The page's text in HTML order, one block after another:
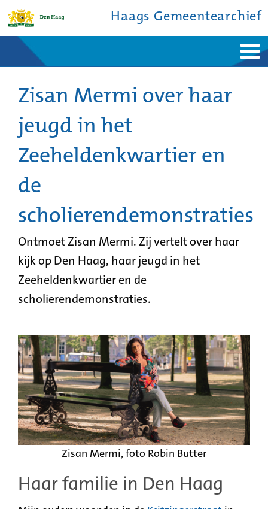
Haags Gemeentearchief
Ontdek de stad
De studiezaal
Bronnen en collecties
Over ons
Contact
Zisan Mermi over haar
jeugd in het
Zeeheldenkwartier en
de
scholierendemonstraties
OntmoetZisan Mermi. Zij vertelt over haar
kijk op Den Haag, haar jeugd in het
Zeeheldenkwartier en de
scholierendemonstraties.
Zisan Mermi, foto Robin Butter
Haar familie in Den Haag